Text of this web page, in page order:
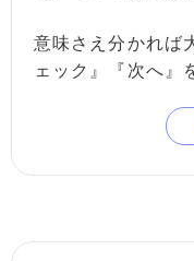
意味さえ分かれば
ェック』『次へ』